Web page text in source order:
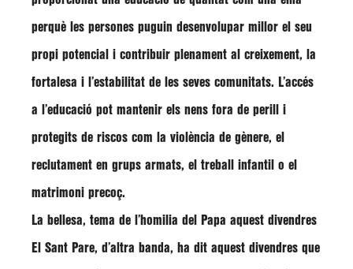
perquè les persones puguin desenvolupar millor el seu
propi potencial i contribuir plenament al creixement, la
fortalesa i l’estabilitat de les seves comunitats. L’accés
a l’educació pot mantenir els nens fora de perill i
protegits de riscos com la violència de gènere, el
reclutament en grups armats, el treball infantil o el
matrimoni precoç.
La bellesa, tema de l’homilia del Papa aquest divendres
El Sant Pare, d’altra banda, ha dit aquest divendres que